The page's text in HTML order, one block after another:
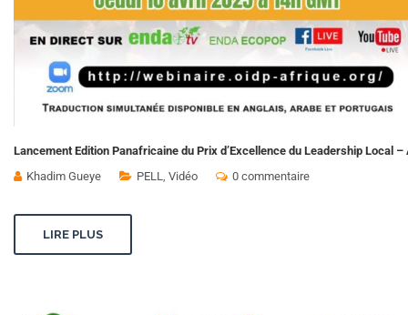
Lancement Edition Panafricaine du Prix d’Excellence du Leadership Local
Khadim Gueye
PELL Vidéo 0 commentaire
LIRE PLUS